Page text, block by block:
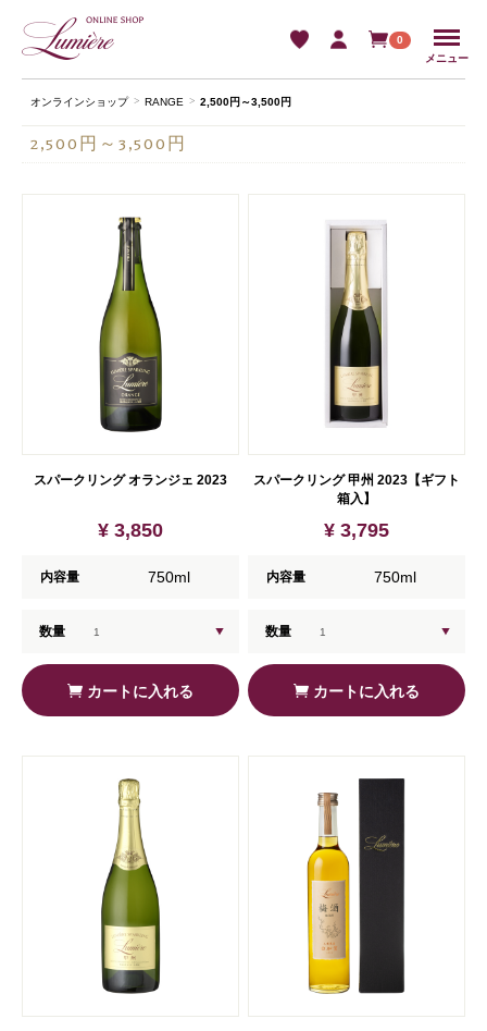
0
メニュー
オンラインショップ RANGE 2,500円～3,500円
2,500円～3,500円
スパークリング オランジェ 2023
¥ 3,850
内容量 750ml
数量
カートに入れる
スパークリング 甲州 2023【ギフト
箱入】
¥ 3,795
内容量 750ml
数量
カートに入れる